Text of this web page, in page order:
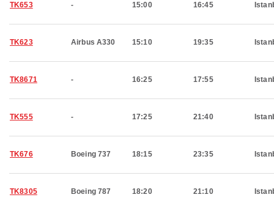
TK653 - 15:00 16:45
TK623 Airbus A330 15:10 19:35
TK8671 - 16:25 17:55
TK555 - 17:25 21:40
TK676 Boeing 737 18:15 23:35
TK8305 Boeing 787 18:20 21:10